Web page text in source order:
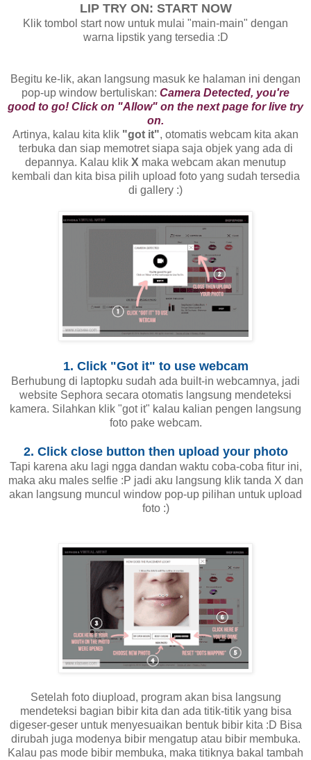
LIP TRY ON: START NOW
Klik tombol start now untuk mulai "main-main" dengan
warna lipstik yang tersedia :D
Begitu ke-lik, akan langsung masuk ke halaman ini dengan
pop-up window bertuliskan: Camera Detected, you're
good to go! Click on "Allow" on the next page for live try
on.
Artinya, kalau kita klik "got it", otomatis webcam kita akan
terbuka dan siap memotret siapa saja objek yang ada di
depannya. Kalau klik X maka webcam akan menutup
kembali dan kita bisa pilih upload foto yang sudah tersedia
di gallery :)
1. Click "Got it" to use webcam
Berhubung di laptopku sudah ada built-in webcamnya, jadi
website Sephora secara otomatis langsung mendeteksi
kamera. Silahkan klik "got it" kalau kalian pengen langsung
foto pake webcam.
2. Click close button then upload your photo
Tapi karena aku lagi ngga dandan waktu coba-coba fitur ini,
maka aku males selfie :P jadi aku langsung klik tanda X dan
akan langsung muncul window pop-up pilihan untuk upload
foto :)
Setelah foto diupload, program akan bisa langsung
mendeteksi bagian bibir kita dan ada titik-titik yang bisa
digeser-geser untuk menyesuaikan bentuk bibir kita :D Bisa
dirubah juga modenya bibir mengatup atau bibir membuka.
Kalau pas mode bibir membuka, maka titiknya bakal tambah